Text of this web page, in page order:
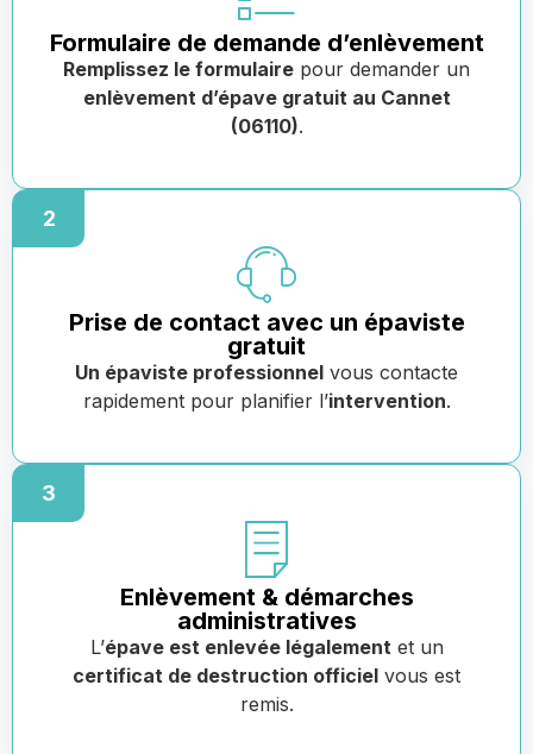
Formulaire de demande d’enlèvement
Remplissez le formulaire pour demander un
enlèvement d’épave gratuit au Cannet
(06110).
2
Prise de contact avec un épaviste
gratuit
Un épaviste professionnel vous contacte
rapidement pour planifier l’intervention.
3
Enlèvement & démarches
administratives
L’épave est enlevée légalement et un
certificat de destruction officiel vous est
remis.